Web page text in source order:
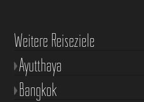
Weitere Reiseziele
Ayutthaya
Bangkok